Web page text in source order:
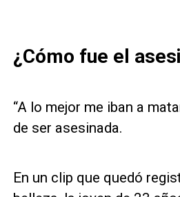
¿Cómo fue el
“A lo mejor me iban a
de ser asesinada.
En un clip que quedó